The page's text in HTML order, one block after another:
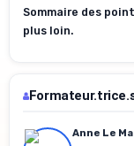
Sommaire des
plus loin.
Anne Le